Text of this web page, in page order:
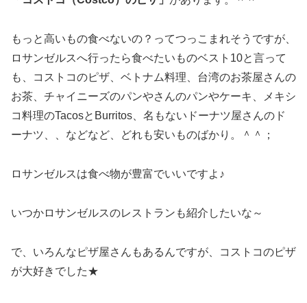
もっと高いもの食べないの？ってつっこまれそうですが、
ロサンゼルスへ行ったら食べたいものベスト10と言って
も、コストコのピザ、ベトナム料理、台湾のお茶屋さんの
お茶、チャイニーズのパンやさんのパンやケーキ、メキシ
コ料理のTacosとBurritos、名もないドーナツ屋さんのド
ーナツ、、などなど、どれも安いものばかり。＾＾；
ロサンゼルスは食べ物が豊富でいいですよ♪
いつかロサンゼルスのレストランも紹介したいな～
で、いろんなピザ屋さんもあるんですが、コストコのピザ
が大好きでした★